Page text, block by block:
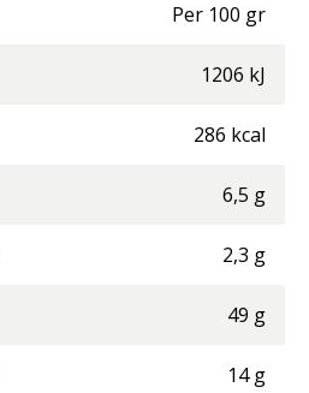
Per 100 gr
1206 kJ
286 kcal
6,5 g
2,3 g
49 g
14 g